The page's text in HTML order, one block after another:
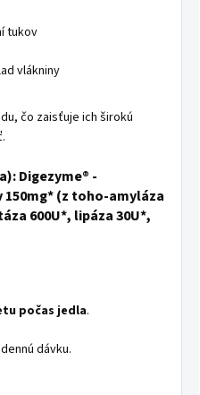
tukov
vlákniny
čo zaisťuje ich širokú
Digezyme® -
(z toho-amyláza
600U*, lipáza 30U*,
počas jedla.
dávku.